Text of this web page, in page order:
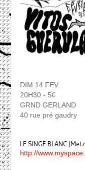
DIM 14 FEV
20H30 - 5€
GRND GERLAND
40 rue pré gaudry
LE SINGE BLANC
http://